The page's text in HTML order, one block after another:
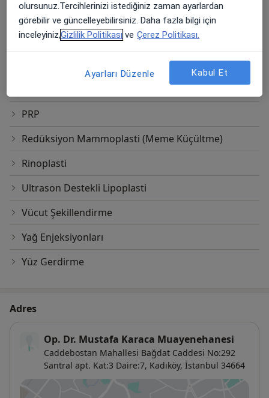
Liposakşın
Meme Büyütme
PRP
Redüksiyon Mammoplasti (Meme Küçültme)
Rinoplasti
Ultrason Destekli Lipoplasti
Vücut Şekillendirme
Yağ Enjeksiyonları
Yüz Gerdirme
Adres
Op. Dr. Mustafa Karaca Muayenehanesi
Caddebostan Mahallesi Bağdat Caddesi No:292
Santral apt. Kat:3 Daire:7, Kadıköy, İstanbul 34664
olursunuz.Tercihlerinizi istediğiniz zaman ayarlardan
görebilir ve güncelleyebilirsiniz. Daha fazla bilgi için
inceleyiniz,Gizlilik Politikası ve Çerez Politikası.
Ayarları Düzenle Kabul Et